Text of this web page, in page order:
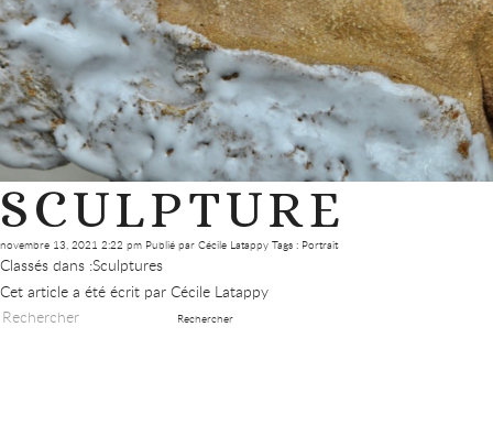
SCULPTURE
novembre 13, 2021 2:22 pm Publié par Cécile Latappy Tags : Portrait
Classés dans :Sculptures
Cet article a été écrit par Cécile Latappy
Rechercher